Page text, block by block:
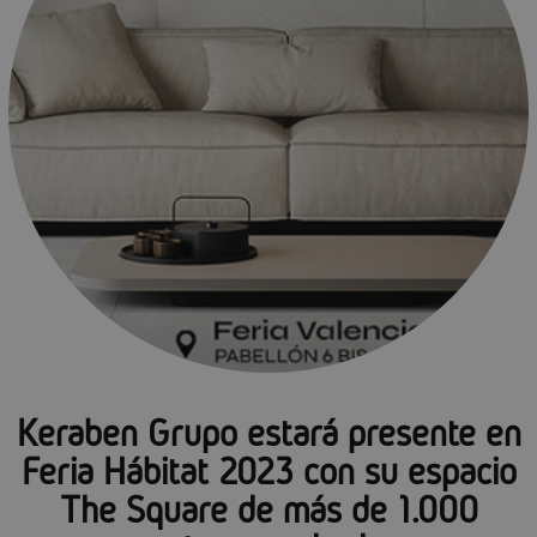
Keraben Grupo estará presente en
Feria Hábitat 2023 con su espacio
The Square de más de 1.000